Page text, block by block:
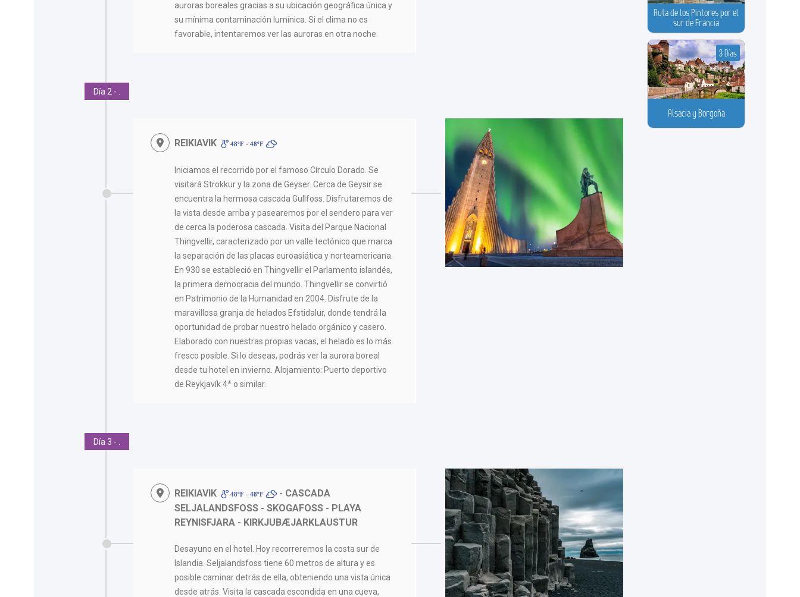
auroras boreales gracias a su ubicación geográfica única y
su mínima contaminación lumínica. Si el clima no es
favorable, intentaremos ver las auroras en otra noche.
Día 2 - .
REIKIAVIK 48ºF - 48ºF
Iniciamos el recorrido por el famoso Círculo Dorado. Se
visitará Strokkur y la zona de Geyser. Cerca de Geysir se
encuentra la hermosa cascada Gullfoss. Disfrutaremos de
la vista desde arriba y pasearemos por el sendero para ver
de cerca la poderosa cascada. Visita del Parque Nacional
Thingvellir, caracterizado por un valle tectónico que marca
la separación de las placas euroasiática y norteamericana.
En 930 se estableció en Thingvellir el Parlamento islandés,
la primera democracia del mundo. Thingvellir se convirtió
en Patrimonio de la Humanidad en 2004. Disfrute de la
maravillosa granja de helados Efstidalur, donde tendrá la
oportunidad de probar nuestro helado orgánico y casero.
Elaborado con nuestras propias vacas, el helado es lo más
fresco posible. Si lo deseas, podrás ver la aurora boreal
desde tu hotel en invierno. Alojamiento: Puerto deportivo
de Reykjavík 4* o similar.
Día 3 - .
REIKIAVIK 48ºF - 48ºF
- CASCADA
SELJALANDSFOSS - SKOGAFOSS - PLAYA
REYNISFJARA - KIRKJUBÆJARKLAUSTUR
Desayuno en el hotel. Hoy recorreremos la costa sur de
Islandia. Seljalandsfoss tiene 60 metros de altura y es
posible caminar detrás de ella, obteniendo una vista única
desde atrás. Visita la cascada escondida en una cueva,
Ruta de los Pintores por el
sur de Francia
Alsacia y Borgoña
3 Días